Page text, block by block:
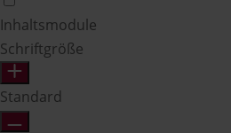
Inhaltsmodule
Schriftgröße
Standard